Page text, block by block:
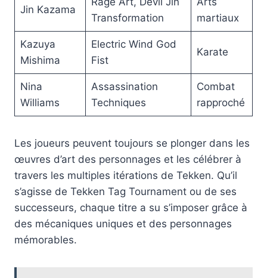
Jin Kazama
Transformation
martiaux
Kazuya
Mishima
Electric Wind God
Fist
Karate
Nina
Williams
Assassination
Techniques
Combat
rapproché
Les joueurs peuvent toujours se plonger dans les
œuvres d’art des personnages et les célébrer à
travers les multiples itérations de Tekken. Qu’il
s’agisse de Tekken Tag Tournament ou de ses
successeurs, chaque titre a su s’imposer grâce à
des mécaniques uniques et des personnages
mémorables.